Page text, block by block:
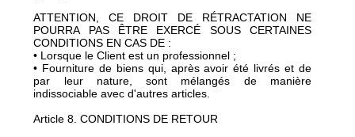
ATTENTION, CE DROIT DE RÉTRACTATION NE
POURRA PAS ÊTRE EXERCÉ SOUS CERTAINES
CONDITIONS EN CAS DE :
• Lorsque le Client est un professionnel ;
• Fourniture de biens qui, après avoir été livrés et de
par leur nature, sont mélangés de manière
indissociable avec d'autres articles.
Article 8. CONDITIONS DE RETOUR